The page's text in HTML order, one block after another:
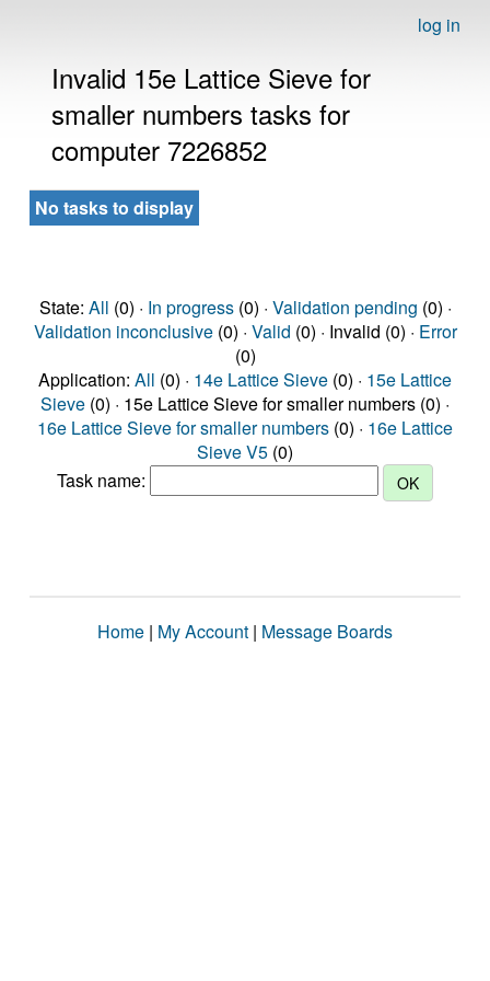
log in
Invalid 15e Lattice Sieve for
smaller numbers tasks for
computer 7226852
No tasks to display
State: All (0) · In progress(0) · Validation pending (0) ·
Validation inconclusive(0) · Valid (0) · Invalid (0) · Error
(0)
Application: All (0) · 14e Lattice Sieve (0) · 15e Lattice
Sieve (0) · 15e Lattice Sieve for smaller numbers (0) ·
16e Lattice Sieve for smaller numbers (0) · 16e Lattice
Sieve V5 (0)
Task name:
Home | My Account | Message Boards